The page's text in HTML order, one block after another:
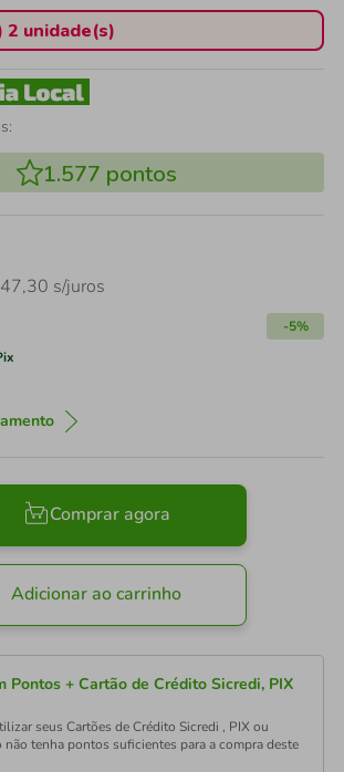
2 unidade(s)
1.577 pontos
47,30 s/juros
-5%
Comprar agora
Adicionar ao carrinho
Pontos + Cartão de Crédito Sicredi, PIX
seus Cartões de Crédito Sicredi , PIX ou
não tenha pontos suficientes para a compra deste